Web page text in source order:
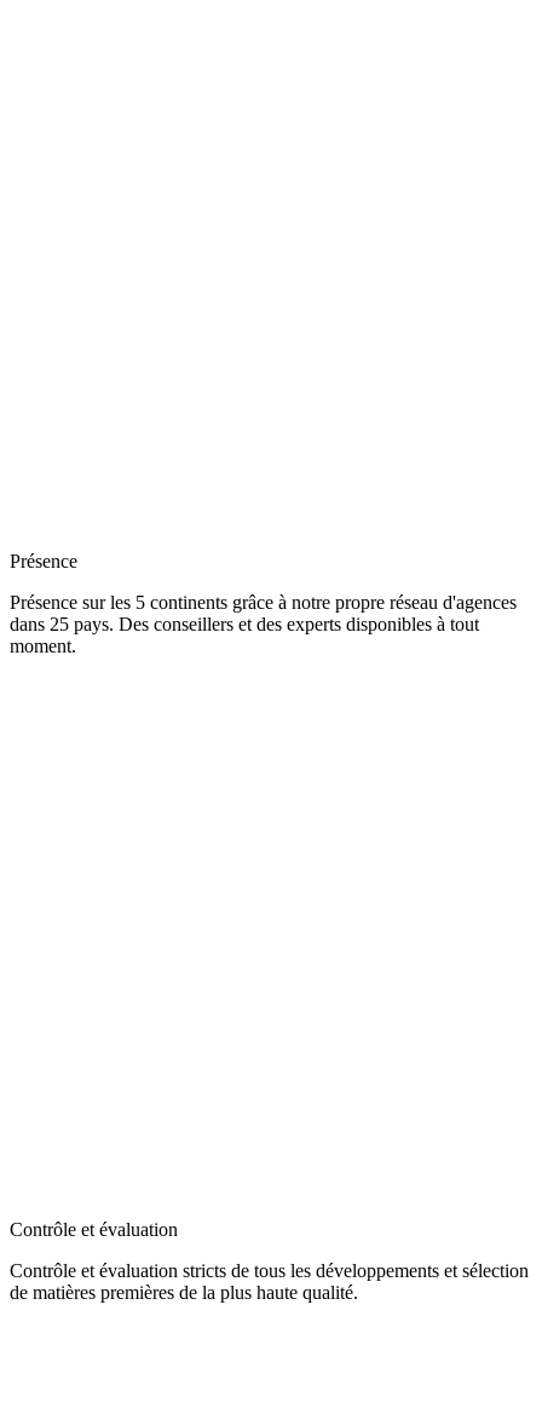
Présence
Présence sur les 5 continents grâce à notre propre réseau d'agences
dans 25 pays. Des conseillers et des experts disponibles à tout
moment.
Contrôle et évaluation
Contrôle et évaluation stricts de tous les développements et sélection
de matières premières de la plus haute qualité.